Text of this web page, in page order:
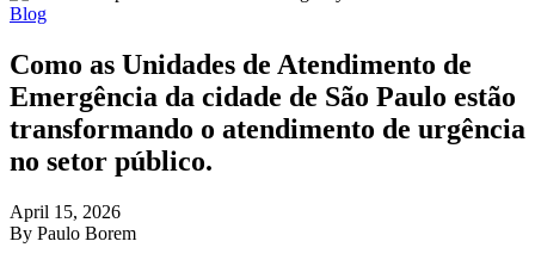
Blog
Como as Unidades de Atendimento de
Emergência da cidade de São Paulo estão
transformando o atendimento de urgência
no setor público.
April 15, 2026
By Paulo Borem